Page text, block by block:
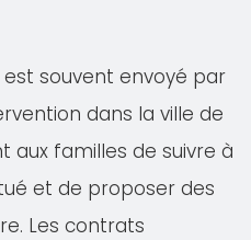
souvent envoyé par
dans la ville de
aux familles de suivre à
et de proposer des
Les contrats